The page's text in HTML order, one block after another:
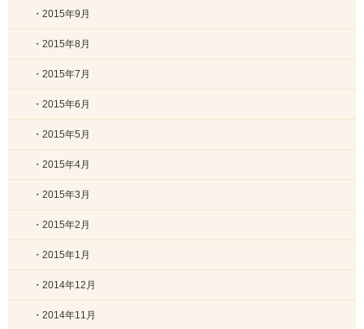
・2015年9月
・2015年8月
・2015年7月
・2015年6月
・2015年5月
・2015年4月
・2015年3月
・2015年2月
・2015年1月
・2014年12月
・2014年11月